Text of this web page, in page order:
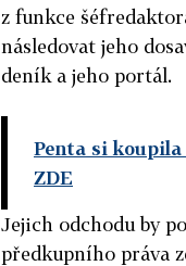
z funkce
následovat jeho
deník a jeho portál.
Penta si
ZDE
Jejich odchodu by
předkupního práva